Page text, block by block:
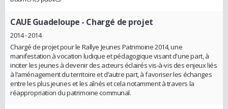
CAUE Guadeloupe - Chargé de projet
2014 - 2014
Chargé de projet pour le Rallye Jeunes Patrimoine 2014, une
manifestation à vocation ludique et pédagogique visant d'une part, à
inciter les jeunes à devenir des acteurs éclairés vis-à-vis des enjeux liés
à l’aménagement du territoire et d’autre part, à favoriser les échanges
entre les plus jeunes et les aînés et cela notamment à travers la
réappropriation du patrimoine communal.